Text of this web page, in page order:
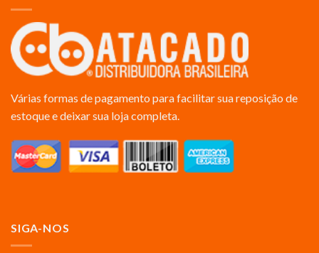
Várias formas de pagamento para facilitar sua reposição de
estoque e deixar sua loja completa.
SIGA-NOS